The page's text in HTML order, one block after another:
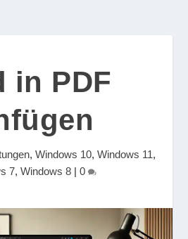
in PDF
, Windows 10, Windows 11,
7, Windows 8 | 0